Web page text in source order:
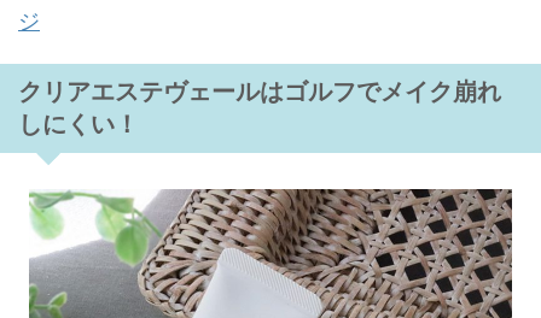
ジ
クリアエステヴェールはゴルフでメイク崩れ
しにくい！